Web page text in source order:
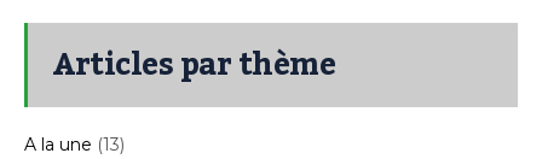
Articles par thème
A la une (13)